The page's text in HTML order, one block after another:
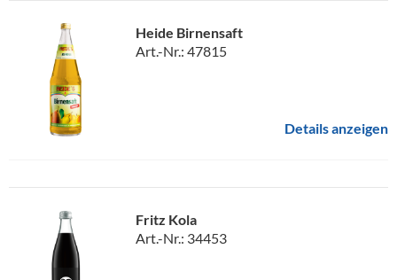
Heide Birnensaft
Art.-Nr.: 47815
Details anzeigen
Fritz Kola
Art.-Nr.: 34453